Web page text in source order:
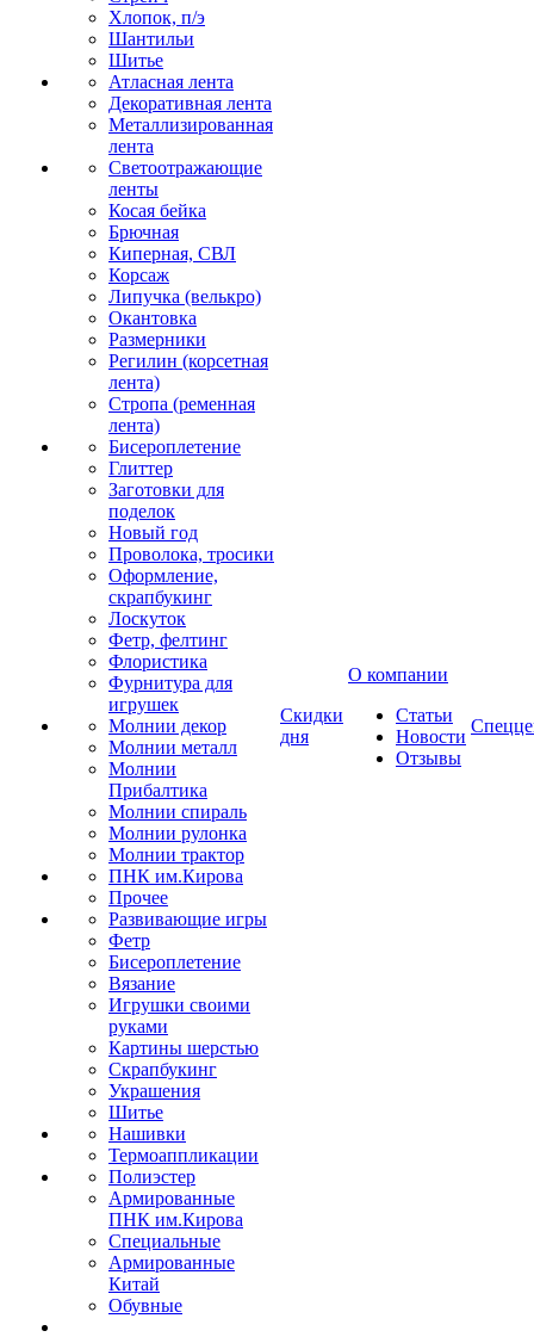
Хлопок, п/э
Шантильи
Шитье
Атласная лента
Декоративная лента
Металлизированная
лента
Светоотражающие
ленты
Косая бейка
Брючная
Киперная, СВЛ
Корсаж
Липучка (велькро)
Окантовка
Размерники
Регилин (корсетная
лента)
Стропа (ременная
лента)
Бисероплетение
Глиттер
Заготовки для
поделок
Новый год
Проволока, тросики
Оформление,
скрапбукинг
Лоскуток
Фетр, фелтинг
Флористика
Фурнитура для
игрушек
Молнии декор
Молнии металл
Молнии
Прибалтика
Молнии спираль
Молнии рулонка
Молнии трактор
ПНК им.Кирова
Прочее
Развивающие игры
Фетр
Бисероплетение
Вязание
Игрушки своими
руками
Картины шерстью
Скрапбукинг
Украшения
Шитье
Нашивки
Термоаппликации
Полиэстер
Армированные
ПНК им.Кирова
Специальные
Армированные
Китай
Обувные
Скидки
дня
О компании
Статьи
Новости
Отзывы